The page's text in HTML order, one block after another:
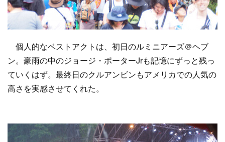
個人的なベストアクトは、初日のルミニアーズ＠ヘブ
ン。豪雨の中のジョージ・ポーターJrも記憶にずっと残っ
ていくはず。最終日のクルアンビンもアメリカでの人気の
高さを実感させてくれた。